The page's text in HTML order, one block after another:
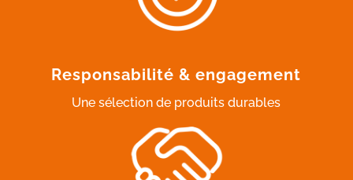
Responsabilité & engagement
Une sélection de produits durables